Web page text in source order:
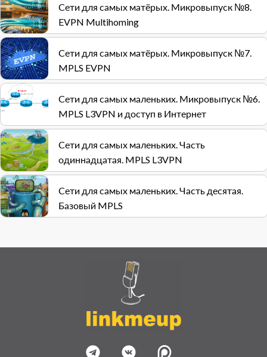
Сети для самых матёрых. Микровыпуск №8.
EVPN Multihoming
Сети для самых матёрых. Микровыпуск №7.
MPLS EVPN
Сети для самых маленьких. Микровыпуск №6.
MPLS L3VPN и доступ в Интернет
Сети для самых маленьких. Часть
одиннадцатая. MPLS L3VPN
Сети для самых маленьких. Часть десятая.
Базовый MPLS